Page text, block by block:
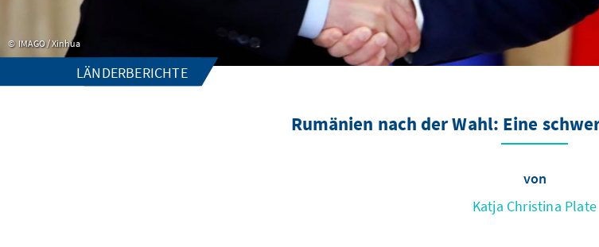
IMAGO / Xinhua
LÄNDERBERICHTE
Rumänien nach der Wahl: Eine
von
Katja Christina Plate